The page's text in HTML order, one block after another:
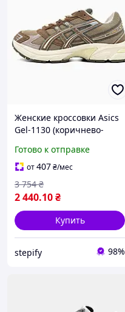
Женские кроссовки Asics
Gel-1130 (коричнево-
комфортные стильные в
ретро-дизайне asc-0235
Готово к отправке
от407₴/мес
2 440.10₴
3 754 ₴
Купить
stepify 98%